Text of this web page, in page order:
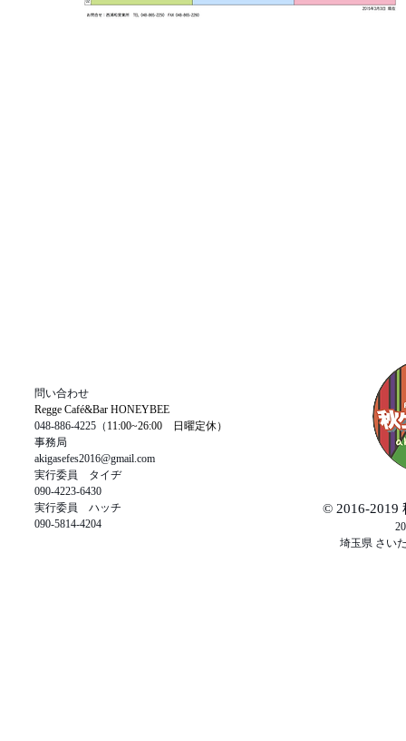
​問い合わせ
Regge Café&Bar HONEYBEE
048-886-4225（ 11:00~26:00 日曜定休）
​事務局
akigasefes2016@gmail.com
実行委員 タイヂ
090-4223-6430
実行委員 ハッチ
090-5814-4204
© 2016-2019
埼玉県 さい